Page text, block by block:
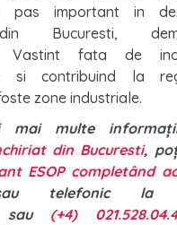
pas important in
Bucuresti,
Vastint fata de
si contribuind la
zone industriale.
mai multe
din Bucuresti,
ESOP completând
telefonic
(+4)